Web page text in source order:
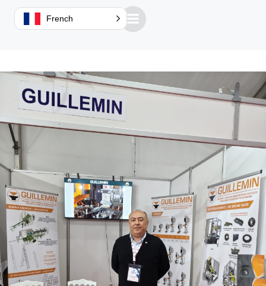
French